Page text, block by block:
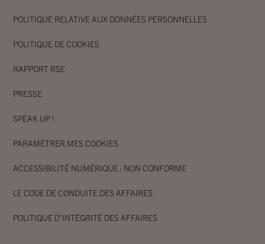
POLITIQUE RELATIVE AUX DONNÉES PERSONNELLES
POLITIQUE DE COOKIES
RAPPORT RSE
PRESSE
SPEAK UP !
PARAMÉTRER MES COOKIES
ACCESSIBILITÉ NUMÉRIQUE : NON CONFORME
LE CODE DE CONDUITE DES AFFAIRES
POLITIQUE D’INTÉGRITÉ DES AFFAIRES